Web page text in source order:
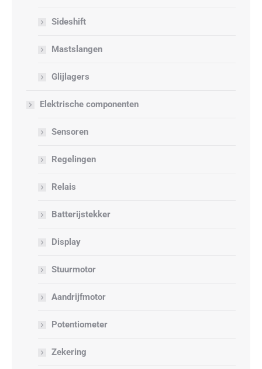
Sideshift
Mastslangen
Glijlagers
Elektrische componenten
Sensoren
Regelingen
Relais
Batterijstekker
Display
Stuurmotor
Aandrijfmotor
Potentiometer
Zekering